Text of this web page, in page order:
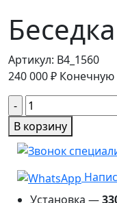
Артикул: B4_1560
240 000₽ Конечную
Количество
товара
Беседка
Японский
зодчий
3м×4м
В корзину
Установка —